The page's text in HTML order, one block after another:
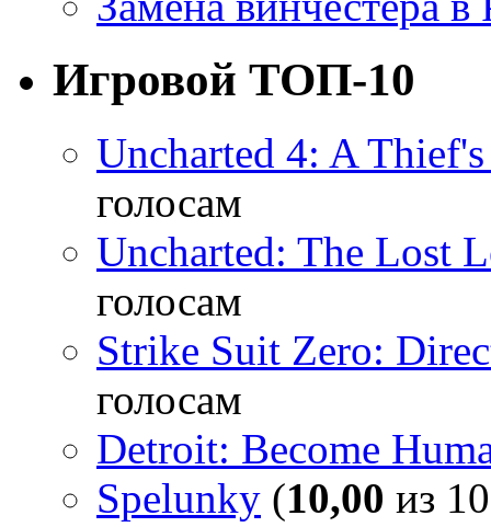
Игровой ТОП-10
Uncharted 4: A
голосам
Uncharted: The Lost
голосам
Strike Suit Zero:
голосам
Detroit: Become
Spelunky (10,00 из